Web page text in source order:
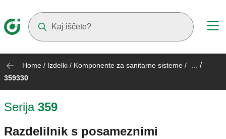
Home / Izdelki / Komponente za sanitarne sisteme / ... /
359330
Serija 359
Razdelilnik s posameznimi